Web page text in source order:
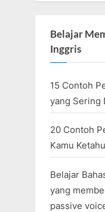
Belajar
Inggris
15 Contoh
yang Sering
20 Contoh
Kamu
Belajar
yang
passive